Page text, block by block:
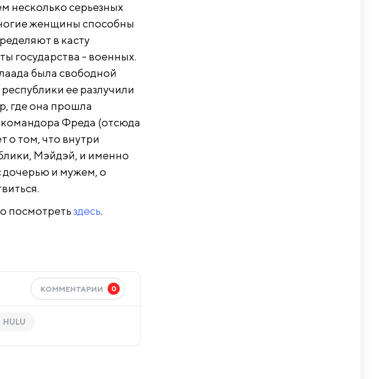
несколько серьезных
женщины способны
в касту
государства - военных.
была свободной
ее разлучили
где она прошла
Фреда (отсюда
о том, что внутри
Мэйдэй, и именно
дочерью и мужем, о
посмотретьздесь.
КОММЕНТАРИИ 0
HULU